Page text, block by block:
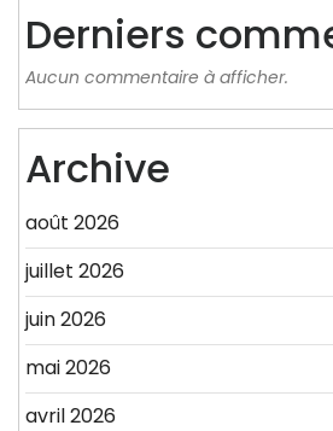
Derniers
Aucun commentaire à afficher.
Archive
août 2026
juillet 2026
juin 2026
mai 2026
avril 2026